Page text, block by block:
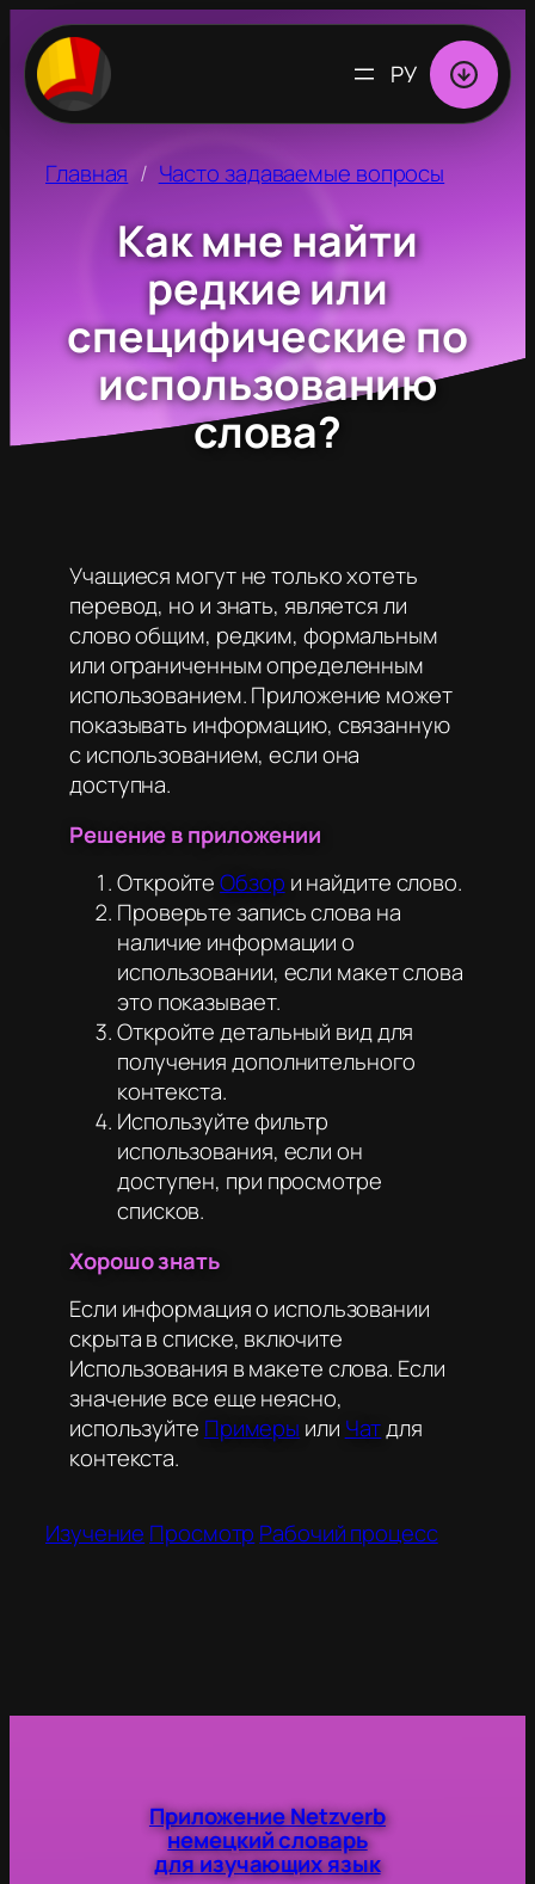
ВЫБРАТЬ
ЯЗЫК
Главная Часто задаваемые вопросы
Как мне найти
редкие или
специфические по
использованию
слова?
Учащиеся могут не только хотеть
перевод, но и знать, является ли
слово общим, редким, формальным
или ограниченным определенным
использованием. Приложение может
показывать информацию, связанную
с использованием, если она
доступна.
Решение в приложении
ОткройтеОбзор и найдите слово.
Проверьте запись слова на
наличие информации о
использовании, если макет слова
это показывает.
Откройте детальный вид для
получения дополнительного
контекста.
Используйте фильтр
использования, если он
доступен, при просмотре
списков.
Хорошо знать
Если информация о использовании
скрыта в списке, включите
Использования в макете слова. Если
значение все еще неясно,
используйте Примеры или Чатдля
контекста.
Изучение Просмотр Рабочий процесс
Приложение Netzverb
немецкий словарь
для изучающих язык